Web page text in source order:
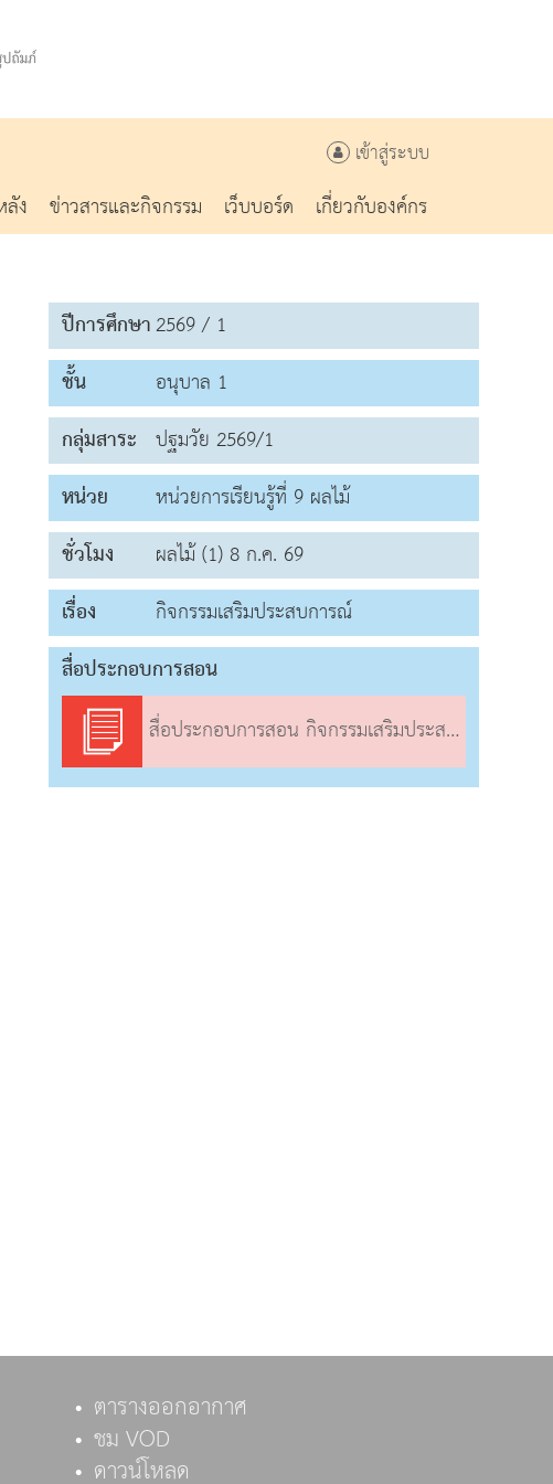
เข้าสู่ระบบ
ง ข่าวสารและกิจกรรม เว็บบอร์ด
เกี่ยวกับองค์กร
ปีการศึกษา2569 / 1
ชั้น
อนุบาล 1
กลุ่มสาระ ปฐมวัย 2569/1
หน่วย
หน่วยการเรียนรู้ที่ 9 ผลไม้
ชั่วโมง
ผลไม้ (1) 8 ก.ค. 69
เรื่อง
กิจกรรมเสริมประสบการณ์
สื่อประกอบการสอน
สื่อประกอบการสอน กิจกรรมเสริมประสบการณ์
ตารางออกอากาศ
ชม VOD
ดาวน์โหลด